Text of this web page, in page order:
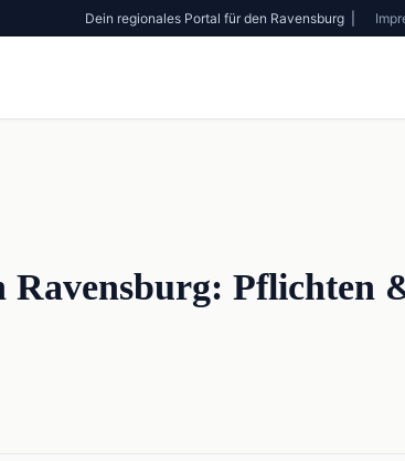
Dein regionales Portal für den Ravensburg |
Ravensburg: Pflichten